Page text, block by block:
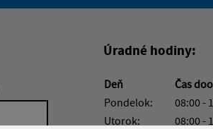
Úradné hodiny:
Deň Čas
Pondelok:
08:00 -
Utorok:
08:00 -